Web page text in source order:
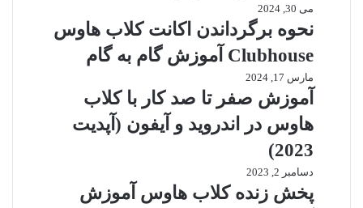
می 30, 2024
نحوه برگرداندن اکانت کلاب هاوس
Clubhouse آموزش گام به گام
مارس 17, 2024
آموزش صفر تا صد کار با کلاب
هاوس در اندروید و آیفون (آپدیت
2023)
دسامبر 2, 2023
پخش زنده کلاب هاوس آموزش